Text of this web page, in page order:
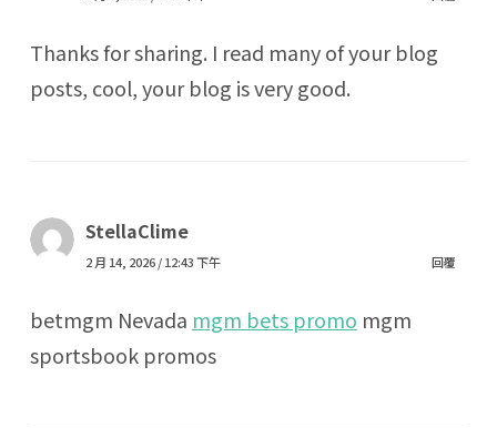
Thanks for sharing. I read many of your blog
posts, cool, your blog is very good.
StellaClime
2 月 14, 2026 / 12:43 下午 回覆
betmgm Nevada mgm bets promo mgm
sportsbook promos